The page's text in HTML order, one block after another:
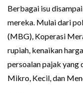
Berbagai isu
mereka. Mulai dari
(MBG), Koperasi
rupiah, kenaikan
persoalan pajak yang
Mikro, Kecil, dan